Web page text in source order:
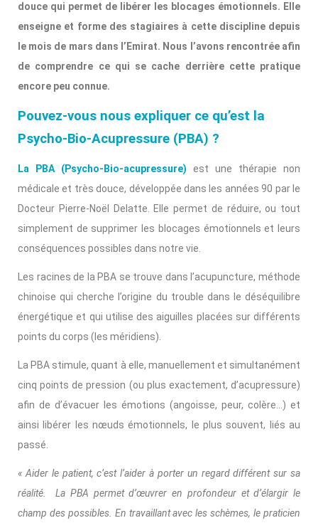
douce qui permet de libérer les blocages émotionnels. Elle
enseigne et forme des stagiaires à cette discipline depuis
le mois de mars dans l’Emirat. Nous l’avons rencontrée afin
de comprendre ce qui se cache derrière cette pratique
encore peu connue.
Pouvez-vous nous expliquer ce qu’est la
Psycho-Bio-Acupressure (PBA) ?
La PBA (Psycho-Bio-acupressure) est une thérapie non
médicale et très douce, développée dans les années 90 par le
Docteur Pierre-Noël Delatte. Elle permet de réduire, ou tout
simplement de supprimer les blocages émotionnels et leurs
conséquences possibles dans notre vie.
Les racines de la PBA se trouve dans l’acupuncture, méthode
chinoise qui cherche l’origine du trouble dans le déséquilibre
énergétique et qui utilise des aiguilles placées sur différents
points du corps (les méridiens).
La PBA stimule, quant à elle, manuellement et simultanément
cinq points de pression (ou plus exactement, d’acupressure)
afin de d’évacuer les émotions (angoisse, peur, colère…) et
ainsi libérer les nœuds émotionnels, le plus souvent, liés au
passé.
« Aider le patient, c’est l’aider à porter un regard différent sur sa
réalité. La PBA permet d’œuvrer en profondeur et d’élargir le
champ des possibles. En travaillant avec les schèmes, le praticien